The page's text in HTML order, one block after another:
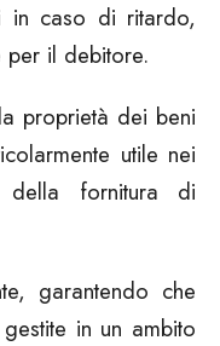
in caso di ritardo,
per il debitore.
proprietà dei beni
utile nei
della fornitura di
, garantendo che
in un ambito